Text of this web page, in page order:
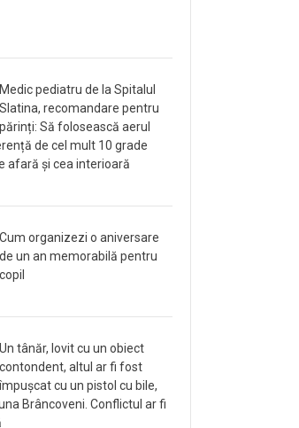
Medic pediatru de la Spitalul
Slatina, recomandare pentru
părinți: Să folosească aerul
de cel mult 10 grade
afară și cea interioară
Cum organizezi o aniversare
de un an memorabilă pentru
copil
Un tânăr, lovit cu un obiect
contondent, altul ar fi fost
împușcat cu un pistol cu bile,
Brâncoveni. Conflictul ar fi